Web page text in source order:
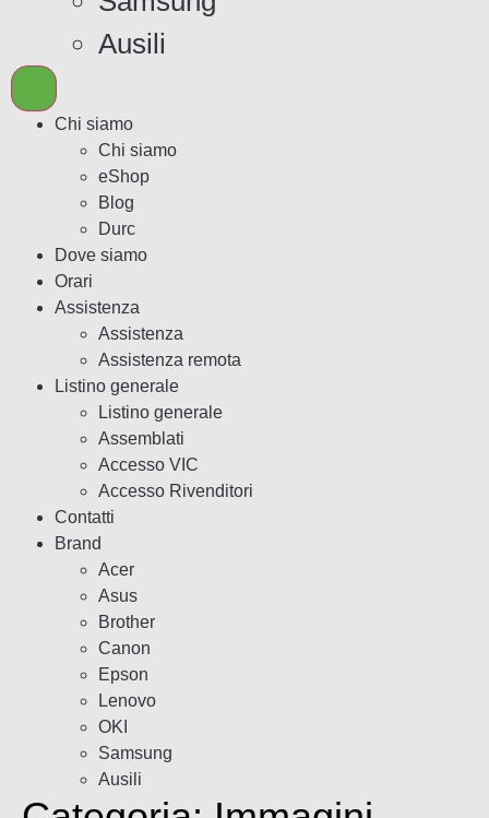
Ausili
Chi siamo
Chi siamo
eShop
Blog
Durc
Dove siamo
Orari
Assistenza
Assistenza
Assistenza remota
Listino generale
Listino generale
Assemblati
Accesso VIC
Accesso Rivenditori
Contatti
Brand
Acer
Asus
Brother
Canon
Epson
Lenovo
OKI
Samsung
Ausili